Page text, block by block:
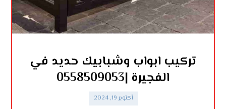
تركيب ابواب وشبابيك حديد في
الفجيرة |0558509053
أكتوبر 19, 2024